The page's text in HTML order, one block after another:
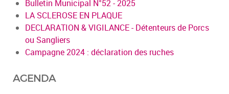
Bulletin Municipal N°52 - 2025
LA SCLEROSE EN PLAQUE
DECLARATION & VIGILANCE - Détenteurs de Porcs
ou Sangliers
Campagne 2024 : déclaration des ruches
AGENDA